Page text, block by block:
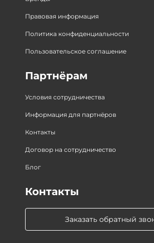
Правовая информация
Политика конфиденциальности
Пользовательское соглашение
Партнёрам
Условия сотрудничества
Информация для партнёров
Контакты
Договор на сотрудничество
Блог
Заказать обратный
Контакты